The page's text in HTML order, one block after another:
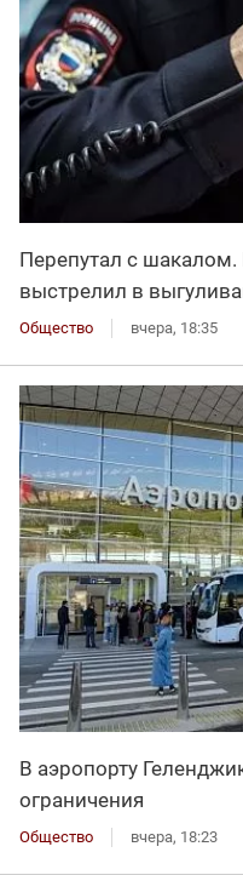
Перепутал с шакалом.
выстрелил в
Общество вчера, 18:35
В аэропорту
ограничения
Общество вчера, 18:23